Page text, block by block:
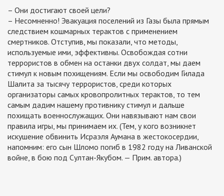
– Они достигают своей цели?
– Несомненно! Эвакуация поселений из Газы была прямым
следствием кошмарных терактов с применением
смертников. Отступив, мы показали, что методы,
используемые ими, эффективны. Освобождая сотни
террористов в обмен на останки двух солдат, мы даем
стимул к новым похищениям. Если мы освободим Гилада
Шалита за тысячу террористов, среди которых
организаторы самых кровопролитных терактов, то тем
самым дадим нашему противнику стимул и дальше
похищать военнослужащих. Они навязывают нам свои
правила игры, мы принимаем их. (Тем, у кого возникнет
искушение обвинить Исраэля Аумана в жестокосердии,
напомним: его сын Шломо погиб в 1982 году на Ливанской
войне, в бою под Султан-Якубом. — Прим. автора.)